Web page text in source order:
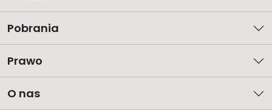
Pobrania
Prawo
O nas